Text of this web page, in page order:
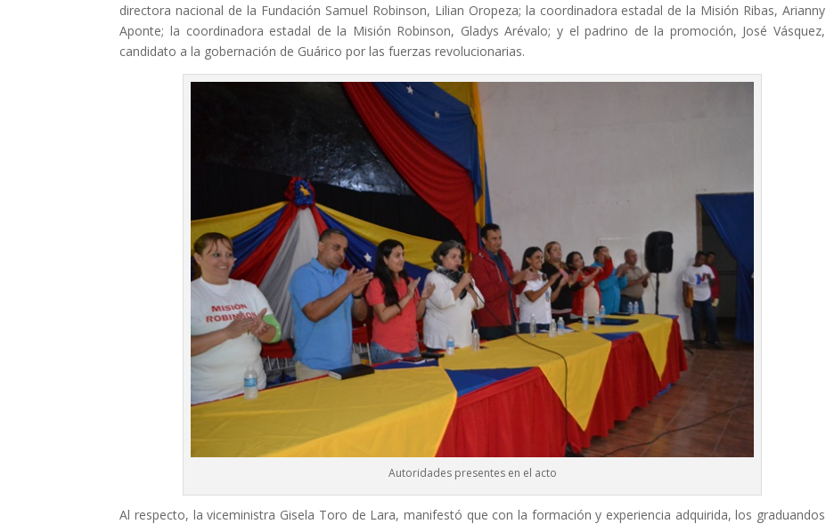
directora nacional de la Fundación Samuel Robinson, Lilian Oropeza; la coordinadora estadal de la Misión Ribas, Arianny
Aponte; la coordinadora estadal de la Misión Robinson, Gladys Arévalo; y el padrino de la promoción, José Vásquez,
candidato a la gobernación de Guárico por las fuerzas revolucionarias.
Autoridades presentes en el acto
Al respecto, la viceministra Gisela Toro de Lara, manifestó que con la formación y experiencia adquirida, los graduandos